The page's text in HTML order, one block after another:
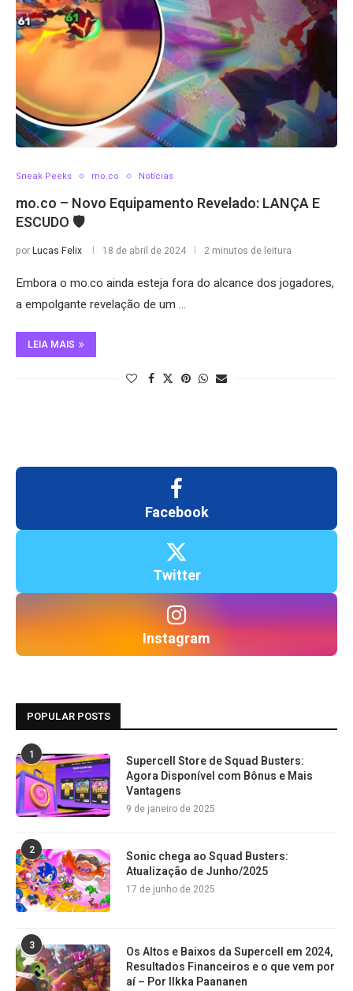
Sneak Peeks mo.co Notícias
mo.co – Novo Equipamento Revelado: LANÇA E
ESCUDO 🛡️
porLucas Felix 18 de abril de 2024 2 minutos de leitura
Embora o mo.co ainda esteja fora do alcance dos jogadores,
a empolgante revelação de um …
LEIA MAIS
Facebook
Twitter
Instagram
POPULAR POSTS
1
Supercell Store de Squad Busters:
Agora Disponível com Bônus e Mais
Vantagens
9 de janeiro de 2025
2
Sonic chega ao Squad Busters:
Atualização de Junho/2025
17 de junho de 2025
3
Os Altos e Baixos da Supercell em 2024,
Resultados Financeiros e o que vem por
aí – Por Ilkka Paananen